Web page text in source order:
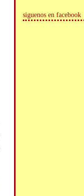
siguenos en facebook